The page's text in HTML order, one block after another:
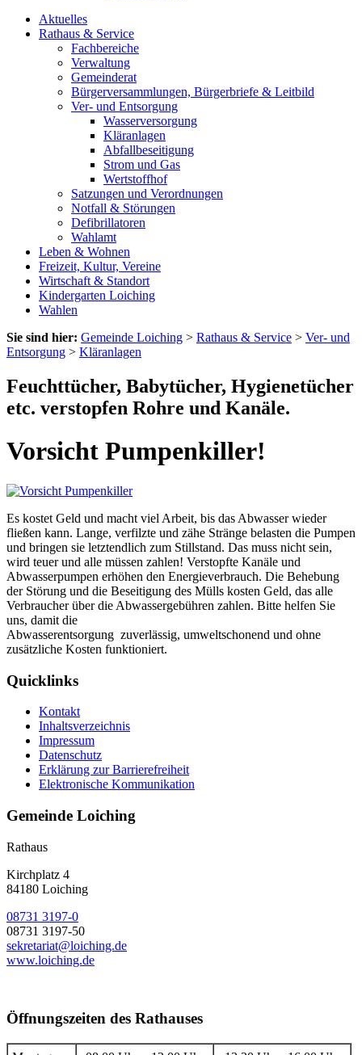
Aktuelles
Rathaus & Service
Fachbereiche
Verwaltung
Gemeinderat
Bürgerversammlungen, Bürgerbriefe & Leitbild
Ver- und Entsorgung
Wasserversorgung
Kläranlagen
Abfallbeseitigung
Strom und Gas
Wertstoffhof
Satzungen und Verordnungen
Notfall & Störungen
Defibrillatoren
Wahlamt
Leben & Wohnen
Freizeit, Kultur, Vereine
Wirtschaft & Standort
Kindergarten Loiching
Wahlen
Sie sind hier: Gemeinde Loiching > Rathaus & Service > Ver- und
Entsorgung > Kläranlagen
Feuchttücher, Babytücher, Hygienetücher
etc. verstopfen Rohre und Kanäle.
Vorsicht Pumpenkiller!
Es kostet Geld und macht viel Arbeit, bis das Abwasser wieder
fließen kann. Lange, verfilzte und zähe Stränge belasten die Pumpen
und bringen sie letztendlich zum Stillstand. Das muss nicht sein,
wird teuer und alle müssen zahlen! Verstopfte Kanäle und
Abwasserpumpen erhöhen den Energieverbrauch. Die Behebung
der Störung und die Beseitigung des Mülls kosten Geld, das alle
Verbraucher über die Abwassergebühren zahlen. Bitte helfen Sie
uns, damit die
Abwasserentsorgung zuverlässig, umweltschonend und ohne
zusätzliche Kosten funktioniert.
Quicklinks
Kontakt
Inhaltsverzeichnis
Impressum
Datenschutz
Erklärung zur Barrierefreiheit
Elektronische Kommunikation
Gemeinde Loiching
Rathaus
Kirchplatz 4
84180 Loiching
08731 3197-0
08731 3197-50
sekretariat@loiching.de
www.loiching.de
Öffnungszeiten des Rathauses